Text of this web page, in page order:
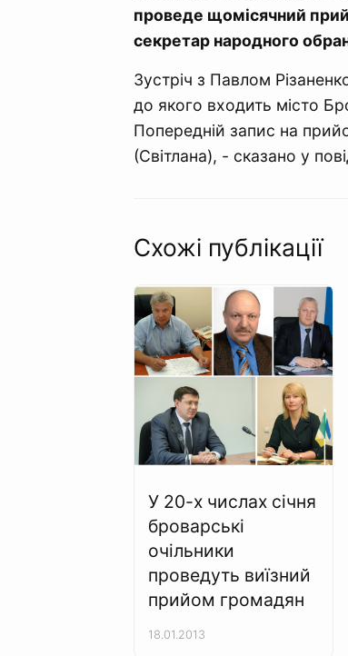
проведе щомісячний
секретар народного
Зустріч з Павлом
до якого входить місто
Попередній запис на
(Світлана), - сказано у
Схожі публікації
У 20-х числах січня
броварські
очільники
проведуть виїзний
прийом громадян
18.01.2013